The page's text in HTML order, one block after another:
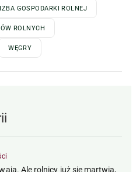
GOSPODARKI ROLNEJ
ROLNYCH
WĘGRY
Ale rolnicy już się martwią,